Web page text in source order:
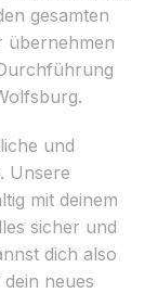
gesamten
übernehmen
und
Unsere
mit deinem
sicher und
dich also
neues